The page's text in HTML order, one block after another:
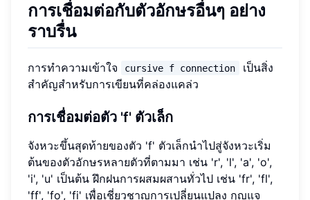
การเชื่อมต่อกับตัวอักษรอื่นๆ อย่าง
ราบรื่น
การทำความเข้าใจ cursive f connection
เป็นสิ่ง
สำคัญสำหรับการเขียนที่คล่องแคล่ว
การเชื่อมต่อตัว 'f' ตัวเล็ก
จังหวะขึ้นสุดท้ายของตัว 'f' ตัวเล็กนำไปสู่จังหวะเริ่ม
ต้นของตัวอักษรหลายตัวที่ตามมา เช่น 'r', 'l', 'a', 'o',
'i', 'u' เป็นต้น ฝึกฝนการผสมผสานทั่วไป เช่น 'fr', 'fl',
'ff', 'fo', 'fi' เพื่อเชี่ยวชาญการเปลี่ยนแปลง กุญแจ